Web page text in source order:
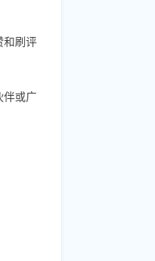
和刷评
伴或广